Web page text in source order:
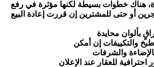
هناك خطوات بسيطة لكنها مؤثرة في رفع
أو حتى للمشترين إن قررت إعادة البيع
بألوان محايدة
والتكييفات إن أمكن
بالإضاءة والشرفات
احترافية للعقار عند الإعلان